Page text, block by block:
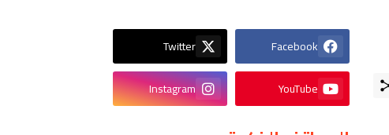
Facebook
Twitter
YouTube
Instagram